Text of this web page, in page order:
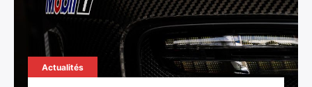
Actualités